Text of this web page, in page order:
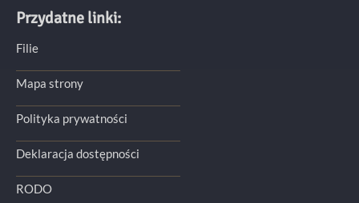
Przydatne linki:
Filie
Mapa strony
Polityka prywatności
Deklaracja dostępności
RODO